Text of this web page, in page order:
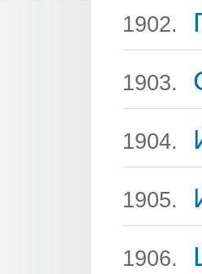
1902.
1903.
1904.
1905.
1906.